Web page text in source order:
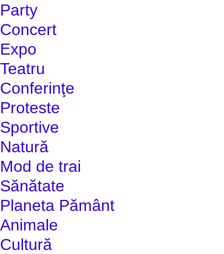
Party
Concert
Expo
Teatru
Conferinţe
Proteste
Sportive
Natură
Mod de trai
Sănătate
Planeta Pământ
Animale
Cultură